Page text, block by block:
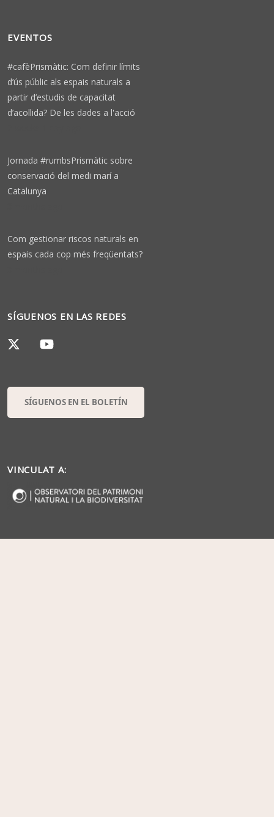
EVENTOS
#cafèPrismàtic: Com definir límits
d’ús públic als espais naturals a
partir d’estudis de capacitat
d’acollida? De les dades a l'acció
Jornada #rumbsPrismàtic sobre
conservació del medi marí a
Catalunya
Com gestionar riscos naturals en
espais cada cop més freqüentats?
SÍGUENOS EN LAS REDES
SÍGUENOS EN EL BOLETÍN
VINCULAT A: